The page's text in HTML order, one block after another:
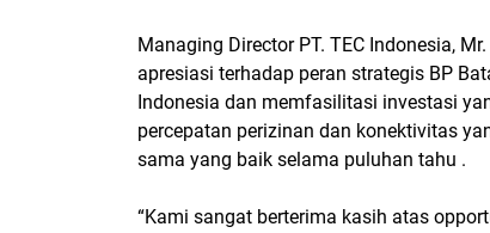
Managing Director PT. TEC Indonesia,
apresiasi terhadap peran strategis BP
Indonesia dan memfasilitasi investasi
percepatan perizinan dan konektivitas
sama yang baik selama puluhan tahu .
“Kami sangat berterima kasih atas